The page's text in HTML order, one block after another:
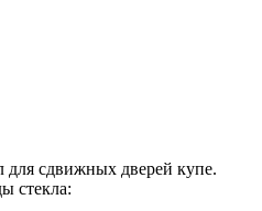
сдвижных дверей купе.
стекла: